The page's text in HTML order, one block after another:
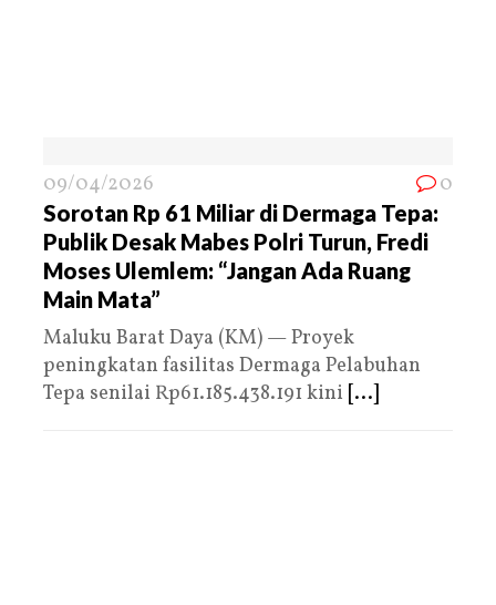
09/04/2026 0
Sorotan Rp 61 Miliar di Dermaga Tepa:
Publik Desak Mabes Polri Turun, Fredi
Moses Ulemlem: “Jangan Ada Ruang
Main Mata”
Maluku Barat Daya (KM) — Proyek
peningkatan fasilitas Dermaga Pelabuhan
Tepa senilai Rp61.185.438.191 kini [...]